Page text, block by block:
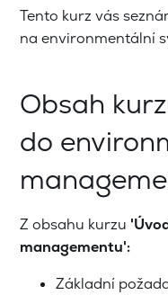
Tento kurz vás
na environmentální
Obsah
do
Z obsahu kurzu
managementu':
Základní